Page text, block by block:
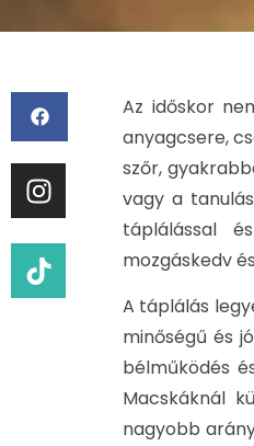
Az időskor
anyagcsere,
szőr,
vagy a
táplálással
mozgáskedv
A táplálás
minőségű és
bélműködés
Macskáknál
nagyobb